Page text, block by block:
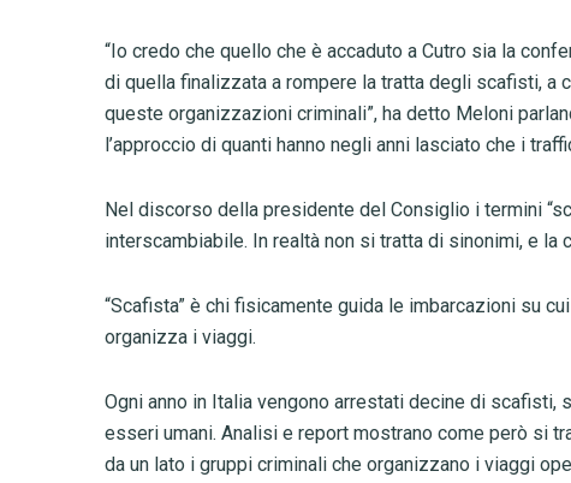
“Io credo che quello che è accaduto a Cutro sia la
di quella finalizzata a rompere la tratta degli scafisti, a
queste organizzazioni criminali”, ha detto Meloni
l’approccio di quanti hanno negli anni lasciato che i
Nel discorso della presidente del Consiglio i termini
interscambiabile. In realtà non si tratta di sinonimi, e la
“Scafista” è chi fisicamente guida le imbarcazioni su
organizza i viaggi.
Ogni anno in Italia vengono arrestati decine di scafisti,
esseri umani. Analisi e report mostrano come però si
da un lato i gruppi criminali che organizzano i viaggi